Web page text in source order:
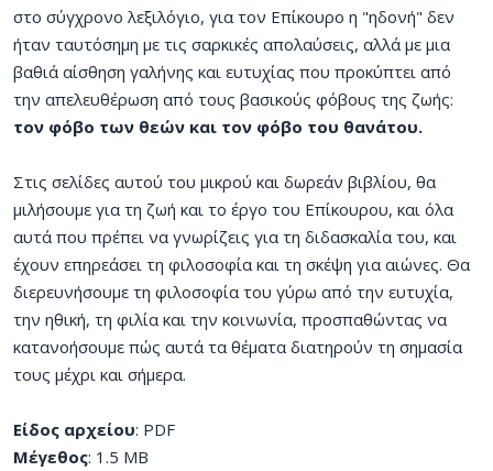
στο σύγχρονο λεξιλόγιο, για τον Επίκουρο η "ηδονή" δεν
ήταν ταυτόσημη με τις σαρκικές απολαύσεις, αλλά με μια
βαθιά αίσθηση γαλήνης και ευτυχίας που προκύπτει από
την απελευθέρωση από τους βασικούς φόβους της ζωής:
τον φόβο των θεών και τον φόβο του θανάτου.
Στις σελίδες αυτού του μικρού και δωρεάν βιβλίου, θα
μιλήσουμε για τη ζωή και το έργο του Επίκουρου, και όλα
αυτά που πρέπει να γνωρίζεις για τη διδασκαλία του, και
έχουν επηρεάσει τη φιλοσοφία και τη σκέψη για αιώνες. Θα
διερευνήσουμε τη φιλοσοφία του γύρω από την ευτυχία,
την ηθική, τη φιλία και την κοινωνία, προσπαθώντας να
κατανοήσουμε πώς αυτά τα θέματα διατηρούν τη σημασία
τους μέχρι και σήμερα.
Είδος αρχείου: PDF
Μέγεθος: 1.5 MB